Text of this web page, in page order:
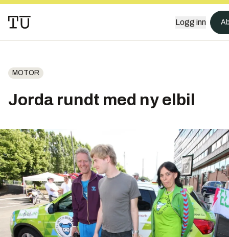
Logg inn
MOTOR
Jorda rundt med ny elbil